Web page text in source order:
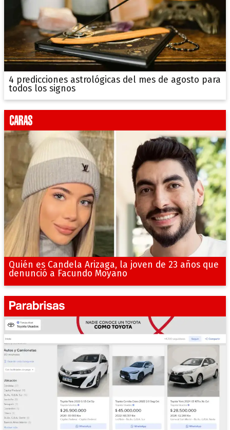
4 predicciones astrológicas del mes de agosto para
todos los signos
Quién es Candela Arizaga, la joven de 23 años que
denunció a Facundo Moyano